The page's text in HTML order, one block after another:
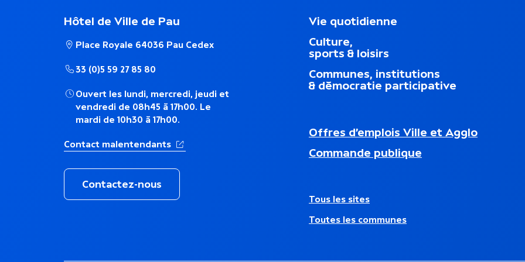
i
e
Hôtel de Ville de Pau
Place Royale 64036 Pau Cedex
33 (0)5 59 27 85 80
Ouvert les lundi, mercredi, jeudi et
vendredi de 08h45 à 17h00. Le
mardi de 10h30 à 17h00.
Contact malentendants (Ouverture dans un nouvel onglet)
Contactez-nous
M
n
u
d
u
p
d
d
e
p
e
Vie quotidienne
Culture,
sports & loisirs
Communes, institutions
& démocratie participative
N
v
t
i
o
Offres d’emplois Ville et Agglo
Commande publique
A
t
s
Tous les sites
Toutes les communes